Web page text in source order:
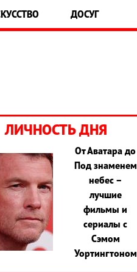
ДОСУГ
ЛИЧНОСТЬ ДНЯ
От Аватара до
Под знаменем
небес –
лучшие
фильмы и
сериалы с
Сэмом
Уортингтоном